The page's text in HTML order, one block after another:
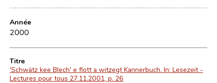
Année
2000
Titre
'Schwätz kee Blech' e flott a witzegt Kannerbuch. In: Lesezeit -
Lectures pour tous 27.11.2001, p. 26